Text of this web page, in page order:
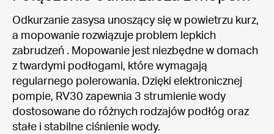
Odkurzanie zasysa unoszący się w powietrzu kurz,
a mopowanie rozwiązuje problem lepkich
zabrudzeń . Mopowanie jest niezbędne w domach
z twardymi podłogami, które wymagają
regularnego polerowania. Dzięki elektronicznej
pompie, RV30 zapewnia 3 strumienie wody
dostosowane do różnych rodzajów podłóg oraz
stałe i stabilne ciśnienie wody.